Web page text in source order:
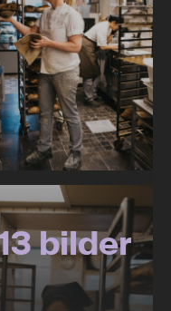
bilder